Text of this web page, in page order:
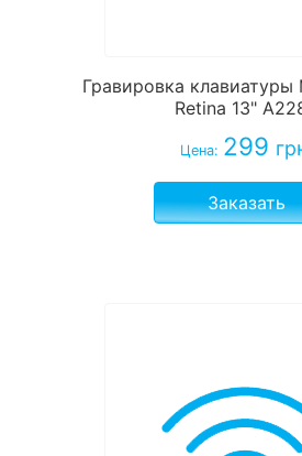
Гравировка клавиатуры
Retina 13"
Цена: 299
Заказать